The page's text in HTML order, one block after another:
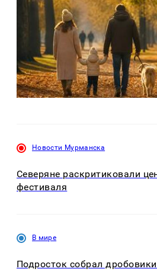
Новости Мурманска
Северяне раскритиковали
фестиваля
В мире
Подросток собрал